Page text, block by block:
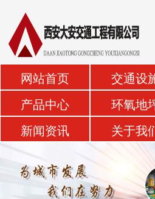
网站首页 交通设
产品中心 环氧地
新闻资讯 关于我